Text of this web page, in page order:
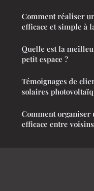
Comment réaliser
efficace et simple à
Quelle est la
petit espace ?
Témoignages de
solaires
Comment organiser
efficace entre